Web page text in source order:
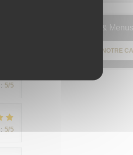
: 5/5
: 5/5
Cartes & Menus
DÉCOUVRIR NOTRE